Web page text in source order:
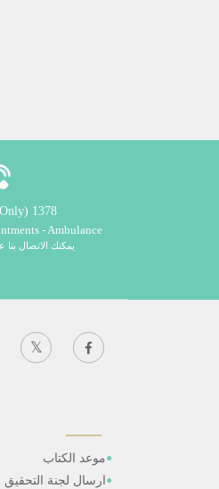
1378 (Thailand Only)
- Ambulance
يمكنك الاتصال بنا على
موعد الكتاب
ارسال لجنة التحقيق